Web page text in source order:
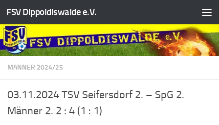
Zum Inhalt springen
FSV Dippoldiswalde e.V.
MÄNNER 2024/25
03.11.2024 TSV Seifersdorf 2. – SpG 2.
Männer 2. 2 : 4 (1 : 1)